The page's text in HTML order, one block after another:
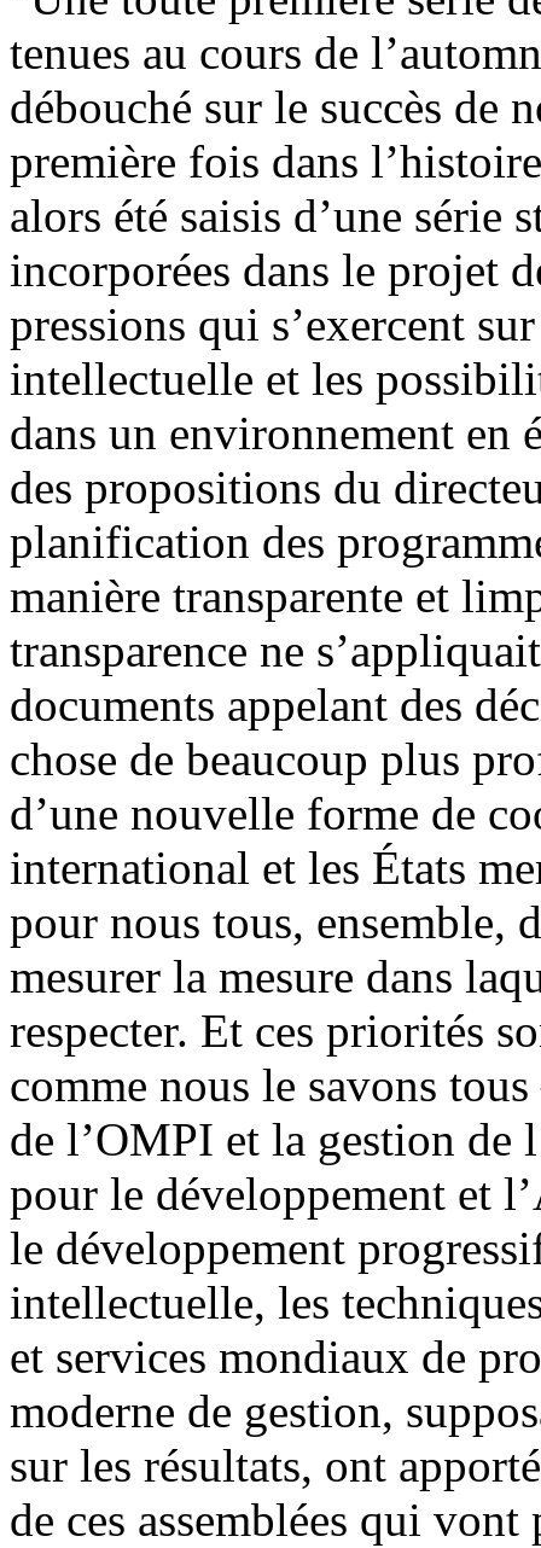
tenues au cours de
débouché sur le succès de
première fois dans
alors été saisis d’une série
incorporées dans le projet
pressions qui s’exercent
intellectuelle et les
dans un environnement
des propositions du
planification des
manière transparente et
transparence ne
documents appelant des
chose de beaucoup plus
d’une nouvelle forme de
international et les États
pour nous tous, ensemble,
mesurer la mesure dans
respecter. Et ces priorités
comme nous le savons
de l’OMPI et la gestion de
pour le développement et
le développement
intellectuelle, les
et services mondiaux de
moderne de gestion,
sur les résultats, ont
de ces assemblées qui